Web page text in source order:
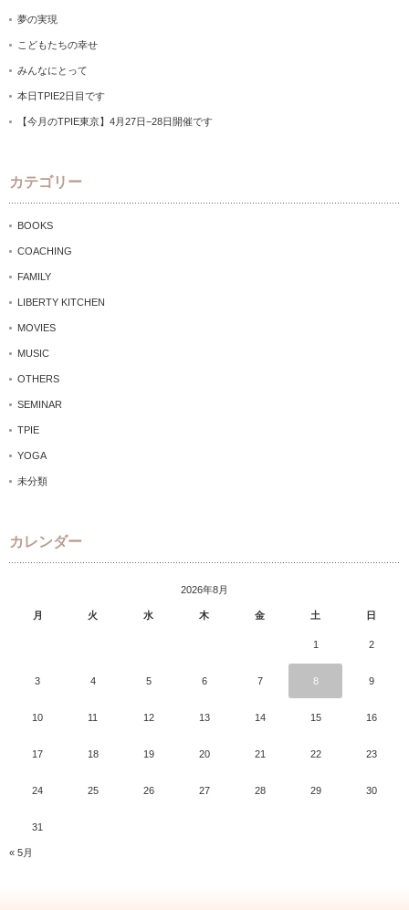
夢の実現
こどもたちの幸せ
みんなにとって
本日TPIE2日目です
【今月のTPIE東京】4月27日−28日開催です
カテゴリー
BOOKS
COACHING
FAMILY
LIBERTY KITCHEN
MOVIES
MUSIC
OTHERS
SEMINAR
TPIE
YOGA
未分類
カレンダー
2026年8月
月 火 水 木 金 土 日
1 2
3 4 5 6 7 8 9
10 11 12 13 14 15 16
17 18 19 20 21 22 23
24 25 26 27 28 29 30
31
« 5月